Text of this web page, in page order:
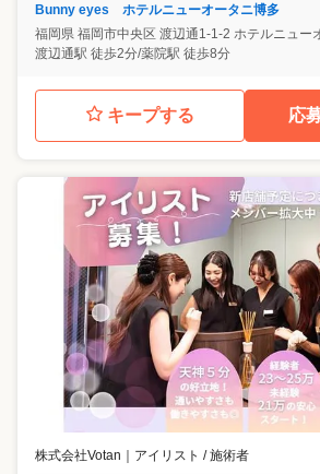
Bunny eyes ホテルニューオータニ博多
福岡県 福岡市中央区 渡辺通1-1-2 ホテルニュー
渡辺通駅 徒歩2分/薬院駅 徒歩8分
キープする 応
株式会社Votan アイリスト / 施術者